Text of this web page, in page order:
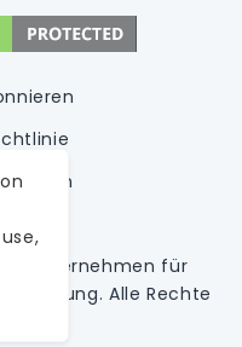
Unternehmen für
. Alle Rechte